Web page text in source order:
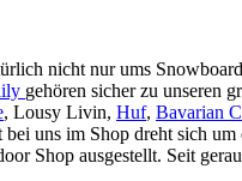
nicht nur ums
gehören sicher zu unseren
, Lousy Livin, Huf, Bavarian
uns im Shop dreht sich
Shop ausgestellt. Seit